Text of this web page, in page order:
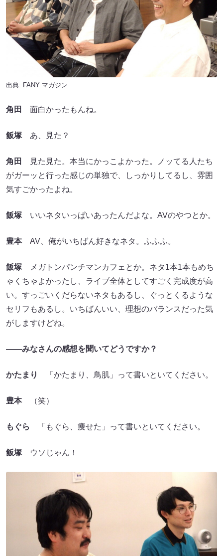
出典: FANY マガジン
角田 面白かったもんね。
飯塚 あ、見た？
角田
見た見た。本当にかっこよかった。ノッてる人たち
がガーッと行った感じの単独で、しっかりしてるし、雰囲
気すごかったよね。
飯塚 いいネタいっぱいあったんだよな。AVのやつとか。
豊本AV、俺がいちばん好きなネタ。ふふふ。
飯塚 メガトンパンチマンカフェとか。ネタ1本1本もめち
ゃくちゃよかったし、ライブ全体としてすごく完成度が高
い。すっごいくだらないネタもあるし、ぐっとくるような
セリフもあるし。いちばんいい、理想のバランスだった気
がしますけどね。
——みなさんの感想を聞いてどうですか？
かたまり 「かたまり、鳥肌」って書いといてください。
豊本（笑）
もぐら 「もぐら、痩せた」って書いといてください。
飯塚 ウソじゃん！